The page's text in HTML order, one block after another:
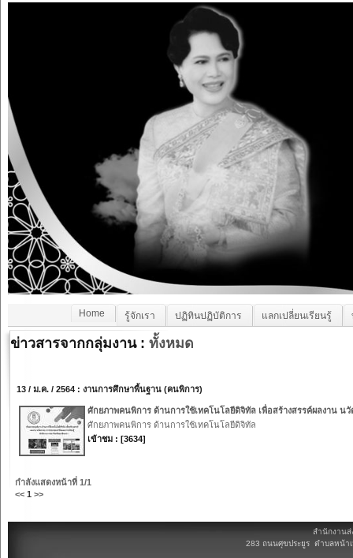
Home รู้จักเรา ปฏิทินปฏิบัติการ แลกเปลี่ยนเรียนรู้
ข่าวสารจากกลุ่มงาน : ทั้งหมด
13 / ม.ค. / 2564 : งานการศึกษาพื้นฐาน (คนพิการ)
ศักยภาพคนพิการ ด้านการใช้เทคโนโลยีดิจิทัล เพื่อสร้างสรรค์ผลงาน น
ศักยภาพคนพิการ ด้านการใช้เทคโนโลยีดิจิทัล
เข้าชม : [3634]
กำลังแสดงหน้าที่ 1/1
<< 1 >>
สำนักงานส่
283 ถนนศุขประยูร ตำบลหน้า